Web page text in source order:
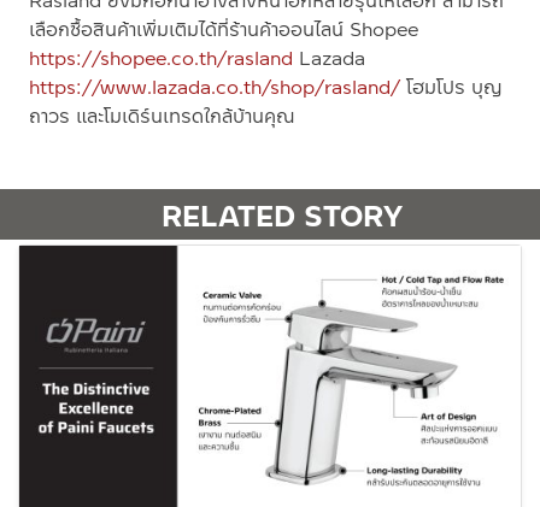
เลือกซื้อสินค้าเพิ่มเติมได้ที่ร้านค้าออนไลน์ Shopee
https://shopee.co.th/rasland Lazada
https://www.lazada.co.th/shop/rasland/โฮมโปร บุญ
ถาวร และโมเดิร์นเทรดใกล้บ้านคุณ
RELATED STORY